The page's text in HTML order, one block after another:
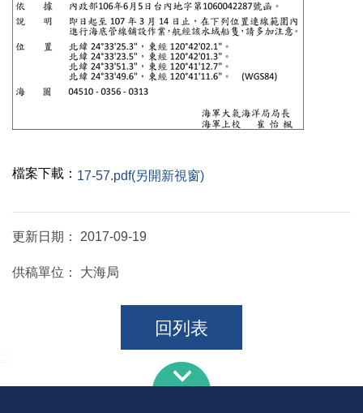
檔案下載： 17-57.pdf(另開新視窗)
更新日期： 2017-09-19
供稿單位： 大海局
回列表